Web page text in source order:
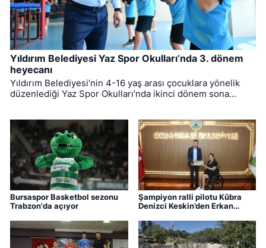
Yıldırım Belediyesi Yaz Spor Okulları’nda 3. dönem
heyecanı
Yıldırım Belediyesi’nin 4-16 yaş arası çocuklara yönelik
düzenlediği Yaz Spor Okulları’nda ikinci dönem sona
Bursaspor Basketbol sezonu
Trabzon'da açıyor
Şampiyon ralli pilotu Kübra
Denizci Keskin’den Erkan